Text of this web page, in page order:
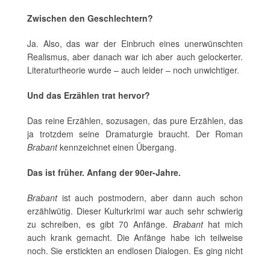
Zwischen den Geschlechtern?
Ja. Also, das war der Einbruch eines unerwünschten
Realismus, aber danach war ich aber auch gelockerter.
Literaturtheorie wurde – auch leider – noch unwichtiger.
Und das Erzählen trat hervor?
Das reine Erzählen, sozusagen, das pure Erzählen, das
ja trotzdem seine Dramaturgie braucht. Der Roman
Brabantkennzeichnet einen Übergang.
Das ist früher. Anfang der 90er-Jahre.
Brabantist auch postmodern, aber dann auch schon
erzählwütig. Dieser Kulturkrimi war auch sehr schwierig
zu schreiben, es gibt 70 Anfänge. Brabanthat mich
auch krank gemacht. Die Anfänge habe ich teilweise
noch. Sie erstickten an endlosen Dialogen. Es ging nicht